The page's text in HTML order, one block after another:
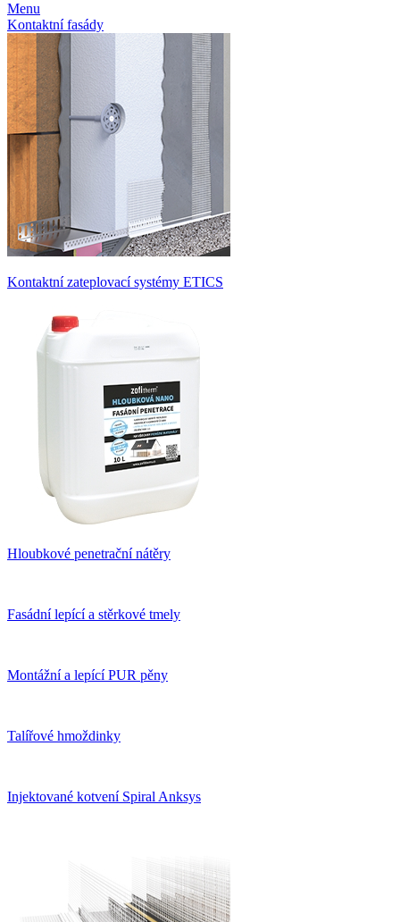
Menu
Kontaktní fasády
Kontaktní zateplovací systémy ETICS
Hloubkové penetrační nátěry
Fasádní lepící a stěrkové tmely
Montážní a lepící PUR pěny
Talířové hmoždinky
Injektované kotvení Spiral Anksys